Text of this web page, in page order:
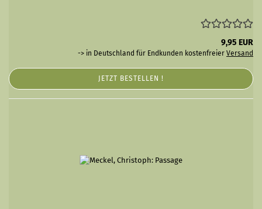
9,95 EUR
-> in Deutschland für Endkunden kostenfreier Versand
JETZT BESTELLEN !